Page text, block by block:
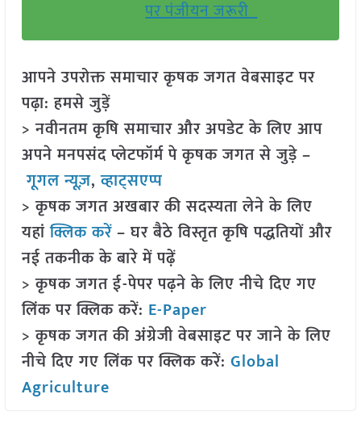
पर पंजीयन जरूरी
आपने उपरोक्त समाचार कृषक जगत वेबसाइट पर
पढ़ा: हमसे जुड़ें
> नवीनतम कृषि समाचार और अपडेट के लिए आप
अपने मनपसंद प्लेटफॉर्म पे कृषक जगत से जुड़े –
गूगल न्यूज़,व्हाट्सएप्प
> कृषक जगत अखबार की सदस्यता लेने के लिए
यहांक्लिक करें– घर बैठे विस्तृत कृषि पद्धतियों और
नई तकनीक के बारे में पढ़ें
> कृषक जगत ई-पेपर पढ़ने के लिए नीचे दिए गए
लिंक पर क्लिक करें: E-Paper
> कृषक जगत की अंग्रेजी वेबसाइट पर जाने के लिए
नीचे दिए गए लिंक पर क्लिक करें: Global
Agriculture